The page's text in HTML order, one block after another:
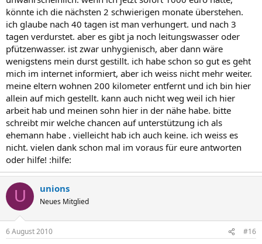
könnte ich die nächsten 2 schwierigen monate überstehen.
ich glaube nach 40 tagen ist man verhungert. und nach 3
tagen verdurstet. aber es gibt ja noch leitungswasser oder
pfützenwasser. ist zwar unhygienisch, aber dann wäre
wenigstens mein durst gestillt. ich habe schon so gut es geht
mich im internet informiert, aber ich weiss nicht mehr weiter.
meine eltern wohnen 200 kilometer entfernt und ich bin hier
allein auf mich gestellt. kann auch nicht weg weil ich hier
arbeit hab und meinen sohn hier in der nähe habe. bitte
schreibt mir welche chancen auf unterstützung ich als
ehemann habe . vielleicht hab ich auch keine. ich weiss es
nicht. vielen dank schon mal im voraus für eure antworten
oder hilfe! :hilfe:
U unions
Neues Mitglied
6 August 2010 #16